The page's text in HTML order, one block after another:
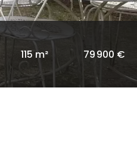
115 m² 79 900 €